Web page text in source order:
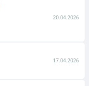
20.04.2026
17.04.2026